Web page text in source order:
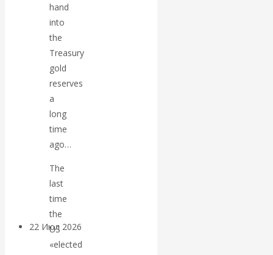
Валентин
Катасонов
считает, что
кризис в
банковской
сфере России
уже начался
22 Июл 2026
hand
into
the
Treasury
gold
reserves
a
long
time
ago…
The
last
time
the
US
«elected